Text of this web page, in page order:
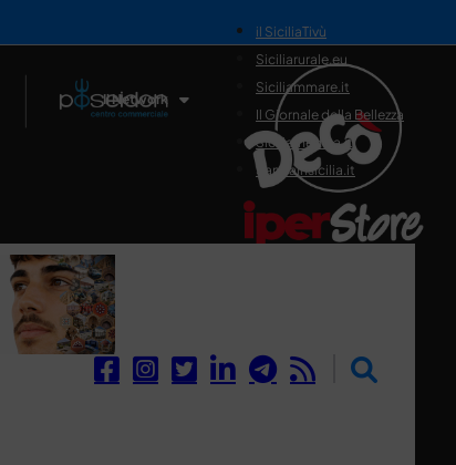
Il Network
il SiciliaTivù
Siciliarurale.eu
Siciliammare.it
Il Giornale della Bellezza
Siciliamedica.it
Sanitainsicilia.it